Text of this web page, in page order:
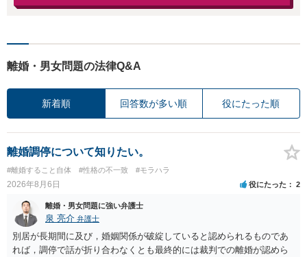
離婚・男女問題の法律Q&A
新着順 回答数が多い順 役にたった順
離婚調停について知りたい。
#離婚すること自体 #性格の不一致 #モラハラ
2026年8月6日 役にたった 2
離婚・男女問題に強い弁護士
泉 亮介 弁護士
別居が長期間に及び，婚姻関係が破綻していると認められるものであ
れば，調停で話が折り合わなくとも最終的には裁判での離婚が認めら